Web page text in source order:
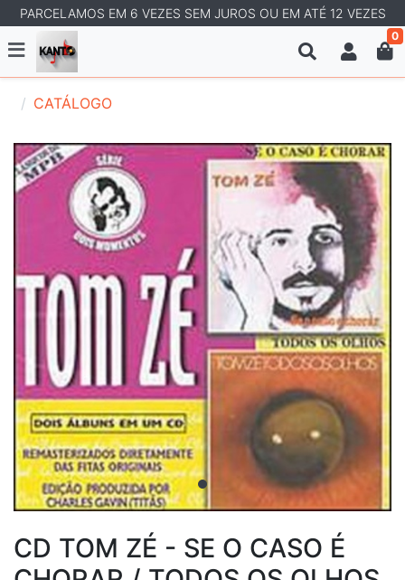
PARCELAMOS EM 6 VEZES SEM JUROS OU EM ATÉ 12 VEZES
0
CATÁLOGO
CD TOM ZÉ - SE O CASO É